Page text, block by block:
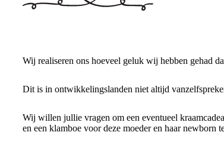
Wij realiseren ons hoeveel geluk wij hebben gehad
Dit is in ontwikkelingslanden niet altijd
Wij willen jullie vragen om een eventueel
en een klamboe voor deze moeder en haar newborn